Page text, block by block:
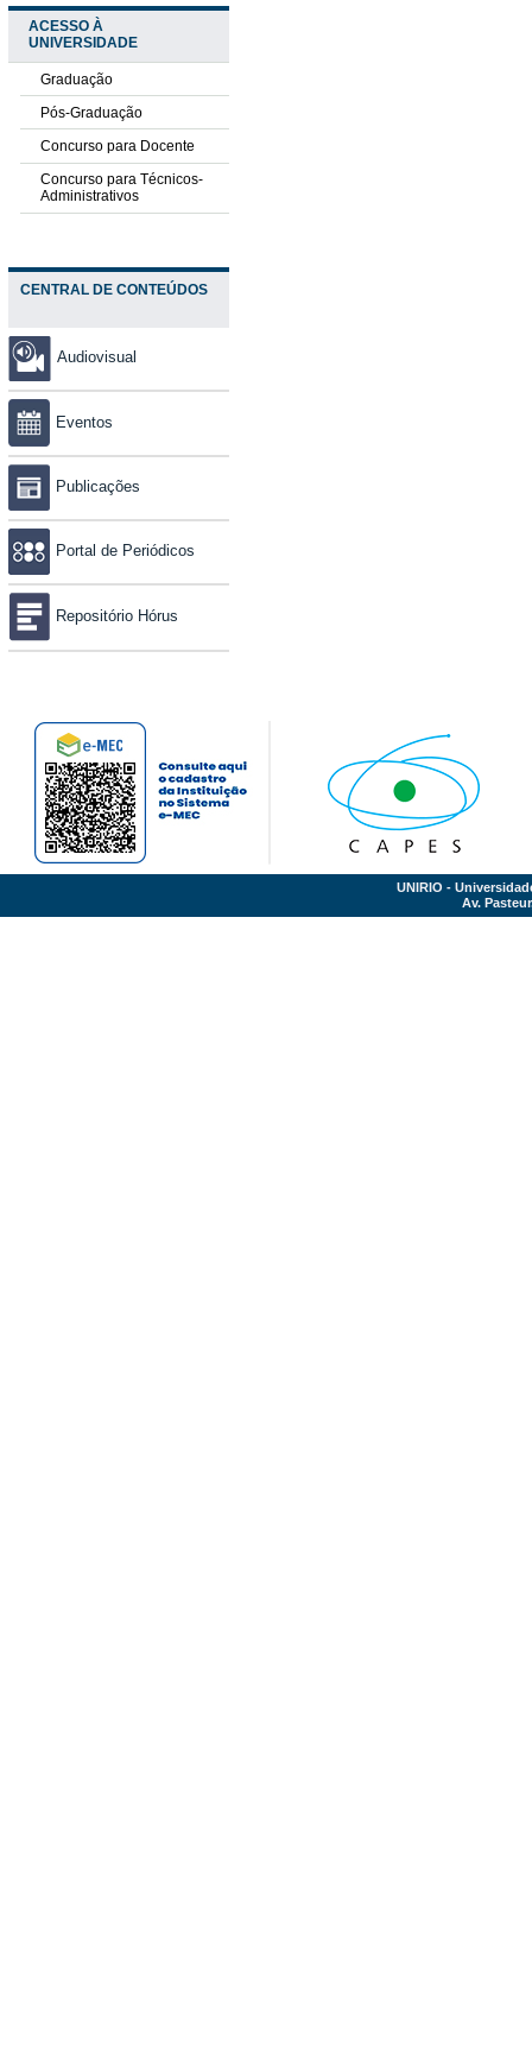
ACESSO À
UNIVERSIDADE
Graduação
Pós-Graduação
Concurso para Docente
Concurso para Técnicos-
Administrativos
CENTRAL DE CONTEÚDOS
Audiovisual
Eventos
Publicações
Portal de Periódicos
Repositório Hórus
UNIRIO -
Av.